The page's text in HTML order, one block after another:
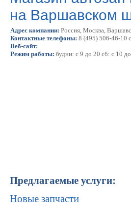
на Варшавском
Адрес компании: Россия, Москва,
Контактные телефоны: 8 (495) 506-46-10
Веб-сайт:
Режим работы: будни: с 9 до 20 сб: с 10
Предлагаемые услуги:
Новые запчасти